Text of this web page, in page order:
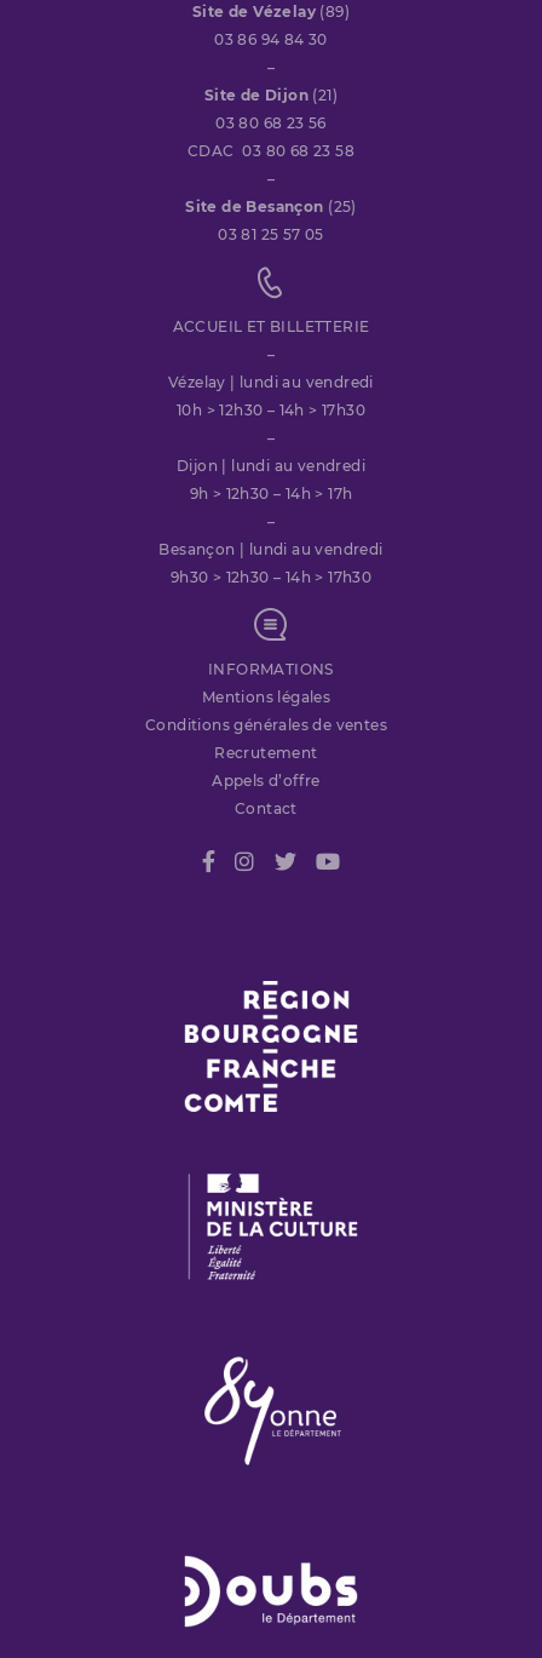
Site de Vézelay (89)
03 86 94 84 30
–
Site de Dijon (21)
03 80 68 23 56
CDAC 03 80 68 23 58
–
Site de Besançon (25)
03 81 25 57 05
ACCUEIL ET BILLETTERIE
–
Vézelay | lundi au vendredi
10h > 12h30 – 14h > 17h30
–
Dijon | lundi au vendredi
9h > 12h30 – 14h > 17h
–
Besançon | lundi au vendredi
9h30 > 12h30 – 14h > 17h30
INFORMATIONS
Mentions légales
Conditions générales de ventes
Recrutement
Appels d’offre
Contact